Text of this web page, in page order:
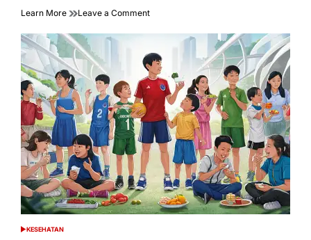
Learn More Leave a Commenton
Program
Makan
Bergizi
Gratis,
DPR
Kritik
BGN
POSTED
KESEHATAN